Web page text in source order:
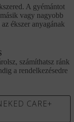
A gyémántot
vagy nagyobb
ékszer anyagának
számíthatsz ránk
a rendelkezésedre
CARE+